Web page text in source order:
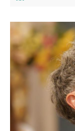
Art du spectacle
thématiques,
l'année.